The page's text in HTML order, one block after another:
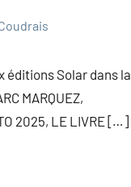
éditions Solar dans la
MARQUEZ,
2025, LE LIVRE […]